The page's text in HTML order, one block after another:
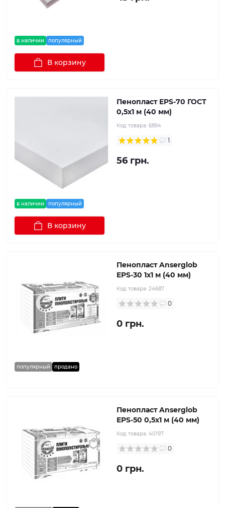
в наличии популярный
В корзину
в наличии популярный
Пенопласт EPS-70 ГОСТ
0,5х1 м (40 мм)
Код товара: 6894
1
56 грн.
В корзину
популярный продано
Пенопласт Anserglob
EPS-30 1x1 м (40 мм)
Код товара: 24687
0
0 грн.
Пенопласт Anserglob
EPS-50 0,5х1 м (40 мм)
Код товара: 40197
0
0 грн.